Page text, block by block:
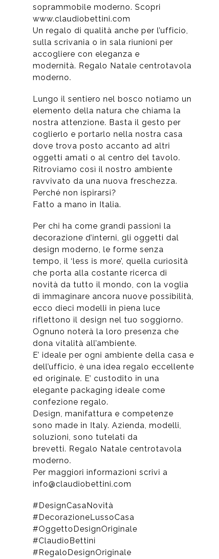
soprammobile moderno. Scopri
www.claudiobettini.com
Un regalo di qualità anche per l’ufficio,
sulla scrivania o in sala riunioni per
accogliere con eleganza e
modernità. Regalo Natale centrotavola
moderno.
Lungo il sentiero nel bosco notiamo un
elemento della natura che chiama la
nostra attenzione. Basta il gesto per
coglierlo e portarlo nella nostra casa
dove trova posto accanto ad altri
oggetti amati o al centro del tavolo.
Ritroviamo così il nostro ambiente
ravvivato da una nuova freschezza.
Perché non ispirarsi?
Fatto a mano in Italia.
Per chi ha come grandi passioni la
decorazione d’interni, gli oggetti dal
design moderno, le forme senza
tempo, il ‘less is more’, quella curiosità
che porta alla costante ricerca di
novità da tutto il mondo, con la voglia
di immaginare ancora nuove possibilità,
ecco dieci modelli in piena luce
riflettono il design nel tuo soggiorno.
Ognuno noterà la loro presenza che
dona vitalità all’ambiente.
E’ ideale per ogni ambiente della casa e
dell’ufficio, è una idea regalo eccellente
ed originale. E’ custodito in una
elegante packaging ideale come
confezione regalo.
Design, manifattura e competenze
sono made in Italy. Azienda, modelli,
soluzioni, sono tutelati da
brevetti. Regalo Natale centrotavola
moderno.
Per maggiori informazioni scrivi a
info@claudiobettini.com
#DesignCasaNovità
#DecorazioneLussoCasa
#OggettoDesignOriginale
#ClaudioBettini
#RegaloDesignOriginale